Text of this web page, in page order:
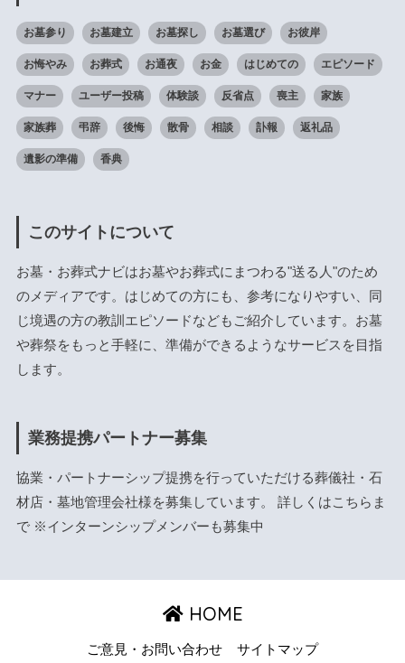
お墓参り お墓建立 お墓探し お墓選び お彼岸
お悔やみ お葬式 お通夜 お金 はじめての エピソード
マナー ユーザー投稿 体験談 反省点 喪主 家族
家族葬 弔辞 後悔 散骨 相談 訃報 返礼品
遺影の準備 香典
このサイトについて
お墓・お葬式ナビはお墓やお葬式にまつわる"送る人"のため
のメディアです。はじめての方にも、参考になりやすい、同
じ境遇の方の教訓エピソードなどもご紹介しています。お墓
や葬祭をもっと手軽に、準備ができるようなサービスを目指
します。
業務提携パートナー募集
協業・パートナーシップ提携を行っていただける葬儀社・石
材店・墓地管理会社様を募集しています。 詳しくはこちら ま
で ※インターンシップメンバーも募集中
HOME
ご意見・お問い合わせ サイトマップ